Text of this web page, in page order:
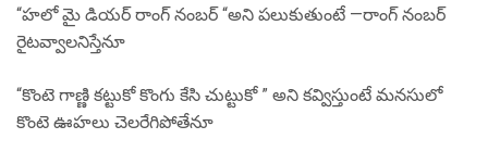
“హలో మై డియర్ రాంగ్ నంబర్ “అని పలుకుతుంటే —రాంగ్ నంబర్
రైటవ్వాలనిస్తేనూ
“కొంటె గాణ్ణి కట్టుకో కొంగు కేసి చుట్టుకో ” అని కవ్విస్తుంటే మనసులో
కొంటె ఊహలు చెలరేగిపోతేనూ